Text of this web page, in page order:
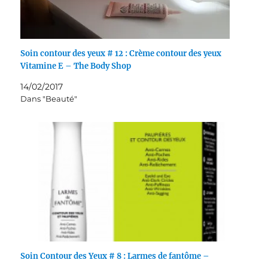
Soin contour des yeux # 12 : Crème contour des yeux
Vitamine E – The Body Shop
14/02/2017
Dans "Beauté"
Soin Contour des Yeux # 8 : Larmes de fantôme –